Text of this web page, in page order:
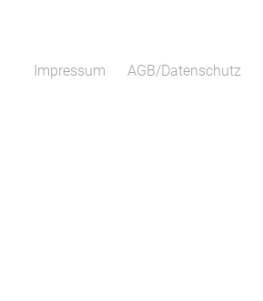
Impressum AGB/Datenschutz